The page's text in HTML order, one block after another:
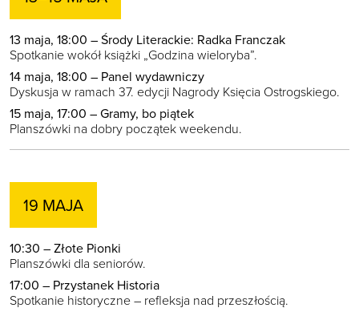
13 maja, 18:00 – Środy Literackie: Radka Franczak
Spotkanie wokół książki „Godzina wieloryba”.
14 maja, 18:00 – Panel wydawniczy
Dyskusja w ramach 37. edycji Nagrody Księcia Ostrogskiego.
15 maja, 17:00 – Gramy, bo piątek
Planszówki na dobry początek weekendu.
19 MAJA
10:30 – Złote Pionki
Planszówki dla seniorów.
17:00 – Przystanek Historia
Spotkanie historyczne – refleksja nad przeszłością.